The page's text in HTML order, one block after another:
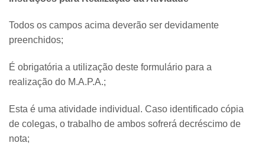
Todos os campos acima deverão ser devidamente
preenchidos;
É obrigatória a utilização deste formulário para a
realização do M.A.P.A.;
Esta é uma atividade individual. Caso identificado cópia
de colegas, o trabalho de ambos sofrerá decréscimo de
nota;